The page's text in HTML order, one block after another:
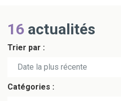
16 actualités
Trier par :
Date la plus récente
Date la plus ancienne
Catégories :